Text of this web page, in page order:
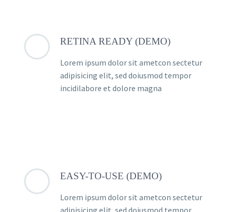
RETINA READY (DEMO)
Lorem ipsum dolor sit ametcon sectetur
adipisicing elit, sed doiusmod tempor
incidilabore et dolore magna
EASY-TO-USE (DEMO)
Lorem ipsum dolor sit ametcon sectetur